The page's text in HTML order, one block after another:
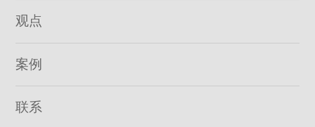
观点
案例
联系